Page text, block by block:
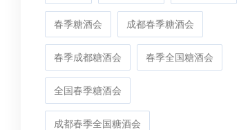
春季糖酒会 成都春季糖酒会
春季成都糖酒会 春季全国糖酒会
全国春季糖酒会
成都春季全国糖酒会